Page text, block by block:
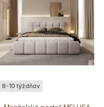
8-10 týždňov